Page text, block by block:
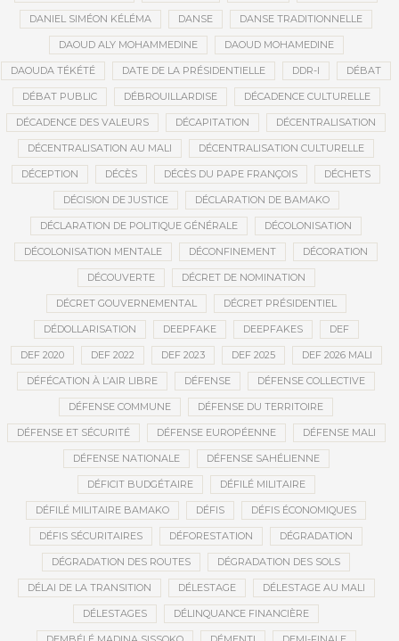
DANIEL SIMÉON KÉLÉMA DANSE DANSE TRADITIONNELLE
DAOUD ALY MOHAMMEDINE DAOUD MOHAMEDINE
DAOUDA TÉKÉTÉ DATE DE LA PRÉSIDENTIELLE DDR-I DÉBAT
DÉBAT PUBLIC DÉBROUILLARDISE DÉCADENCE CULTURELLE
DÉCADENCE DES VALEURS DÉCAPITATION DÉCENTRALISATION
DÉCENTRALISATION AU MALI DÉCENTRALISATION CULTURELLE
DÉCEPTION DÉCÈS DÉCÈS DU PAPE FRANÇOIS DÉCHETS
DÉCISION DE JUSTICE DÉCLARATION DE BAMAKO
DÉCLARATION DE POLITIQUE GÉNÉRALE DÉCOLONISATION
DÉCOLONISATION MENTALE DÉCONFINEMENT DÉCORATION
DÉCOUVERTE DÉCRET DE NOMINATION
DÉCRET GOUVERNEMENTAL DÉCRET PRÉSIDENTIEL
DÉDOLLARISATION DEEPFAKE DEEPFAKES DEF
DEF 2020 DEF 2022 DEF 2023 DEF 2025 DEF 2026 MALI
DÉFÉCATION À L’AIR LIBRE DÉFENSE DÉFENSE COLLECTIVE
DÉFENSE COMMUNE DÉFENSE DU TERRITOIRE
DÉFENSE ET SÉCURITÉ DÉFENSE EUROPÉENNE DÉFENSE MALI
DÉFENSE NATIONALE DÉFENSE SAHÉLIENNE
DÉFICIT BUDGÉTAIRE DÉFILÉ MILITAIRE
DÉFILÉ MILITAIRE BAMAKO DÉFIS DÉFIS ÉCONOMIQUES
DÉFIS SÉCURITAIRES DÉFORESTATION DÉGRADATION
DÉGRADATION DES ROUTES DÉGRADATION DES SOLS
DÉLAI DE LA TRANSITION DÉLESTAGE DÉLESTAGE AU MALI
DÉLESTAGES DÉLINQUANCE FINANCIÈRE